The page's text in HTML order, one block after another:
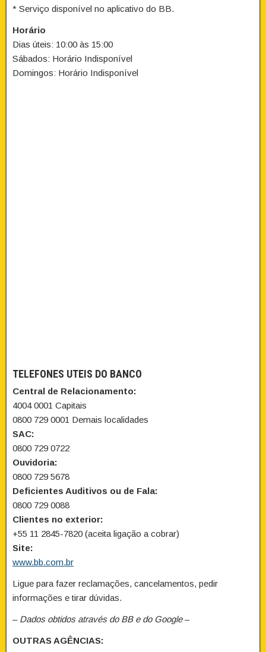
* Serviço disponível no aplicativo do BB.
Horário
Dias úteis: 10:00 às 15:00
Sábados: Horário Indisponível
Domingos: Horário Indisponível
TELEFONES UTEIS DO BANCO
Central de Relacionamento:
4004 0001 Capitais
0800 729 0001 Demais localidades
SAC:
0800 729 0722
Ouvidoria:
0800 729 5678
Deficientes Auditivos ou de Fala:
0800 729 0088
Clientes no exterior:
+55 11 2845-7820 (aceita ligação a cobrar)
Site:
www.bb.com.br
Ligue para fazer reclamações, cancelamentos, pedir
informações e tirar dúvidas.
– Dados obtidos através do BB e do Google–
OUTRAS AGÊNCIAS: